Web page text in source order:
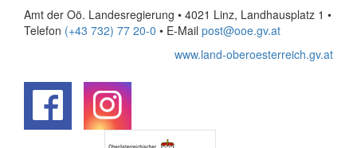
Amt der Oö. Landesregierung • 4021 Linz, Landhausplatz 1 •
Telefon (+43 732) 77 20-0 • E-Mail post@ooe.gv.at
www.land-oberoesterreich.gv.at